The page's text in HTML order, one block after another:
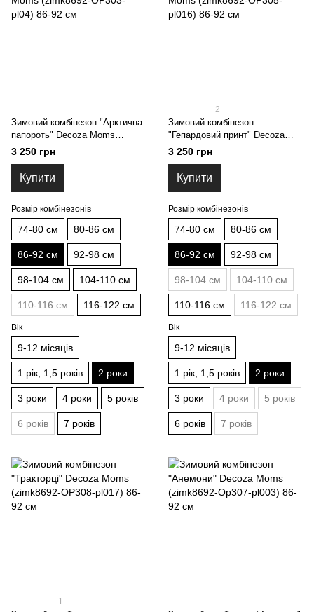
Зимовий комбінезон "Арктична
папороть" Decoza Moms
(zimk8692-OP303-pl04) 86-92 см
3 250 грн
Купити
Розмір комбінезонів
74-80 см 80-86 см
86-92 см 92-98 см
98-104 см 104-110 см
110-116 см 116-122 см
Вік
9-12 місяців
1 рік, 1,5 років 2 роки
3 роки 4 роки 5 років
6 років 7 років
2
Зимовий комбінезон
"Гепардовий принт" Decoza
Moms (zimk8692-OP305-pl016)
86-92 см
3 250 грн
Купити
Розмір комбінезонів
74-80 см 80-86 см
86-92 см 92-98 см
98-104 см 104-110 см
110-116 см 116-122 см
Вік
9-12 місяців
1 рік, 1,5 років 2 роки
3 роки 4 роки 5 років
6 років 7 років
1